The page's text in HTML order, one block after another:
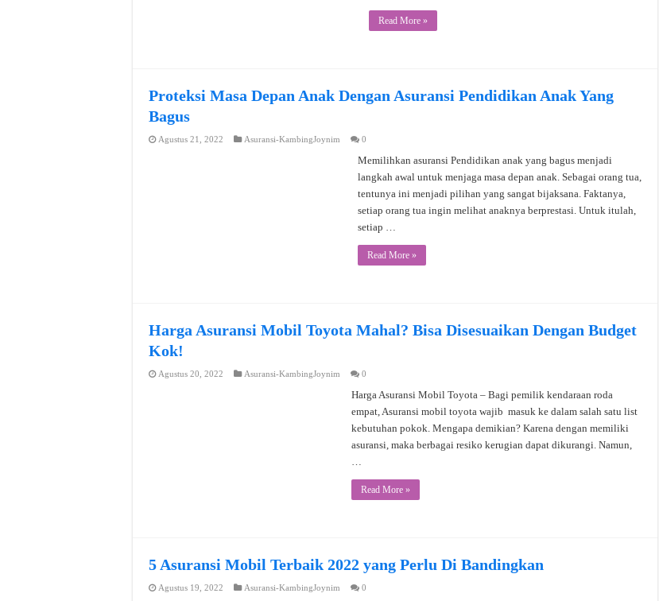
Read More »
Proteksi Masa Depan Anak Dengan Asuransi Pendidikan Anak Yang
Bagus
Agustus 21, 2022 Asuransi-KambingJoynim 0
Memilihkan asuransi Pendidikan anak yang bagus menjadi
langkah awal untuk menjaga masa depan anak. Sebagai orang tua,
tentunya ini menjadi pilihan yang sangat bijaksana. Faktanya,
setiap orang tua ingin melihat anaknya berprestasi. Untuk itulah,
setiap …
Read More »
Harga Asuransi Mobil Toyota Mahal? Bisa Disesuaikan Dengan Budget
Kok!
Agustus 20, 2022 Asuransi-KambingJoynim 0
Harga Asuransi Mobil Toyota – Bagi pemilik kendaraan roda
empat, Asuransi mobil toyota wajib masuk ke dalam salah satu list
kebutuhan pokok. Mengapa demikian? Karena dengan memiliki
asuransi, maka berbagai resiko kerugian dapat dikurangi. Namun,
…
Read More »
5 Asuransi Mobil Terbaik 2022 yang Perlu Di Bandingkan
Agustus 19, 2022 Asuransi-KambingJoynim 0